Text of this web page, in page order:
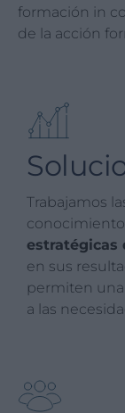
formación in
de la acción
Trabajamos
estratégicas
en sus
permiten
a las